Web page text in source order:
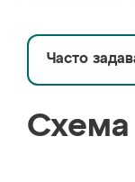
Часто
Схема